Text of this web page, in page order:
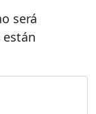
será